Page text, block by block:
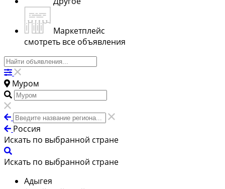
Маркетплейс
смотреть все объявления
Муром
Россия
Искать по выбранной стране
Искать по выбранной стране
Адыгея